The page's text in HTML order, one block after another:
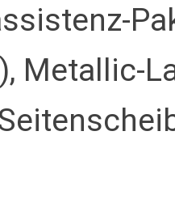
Metallic-